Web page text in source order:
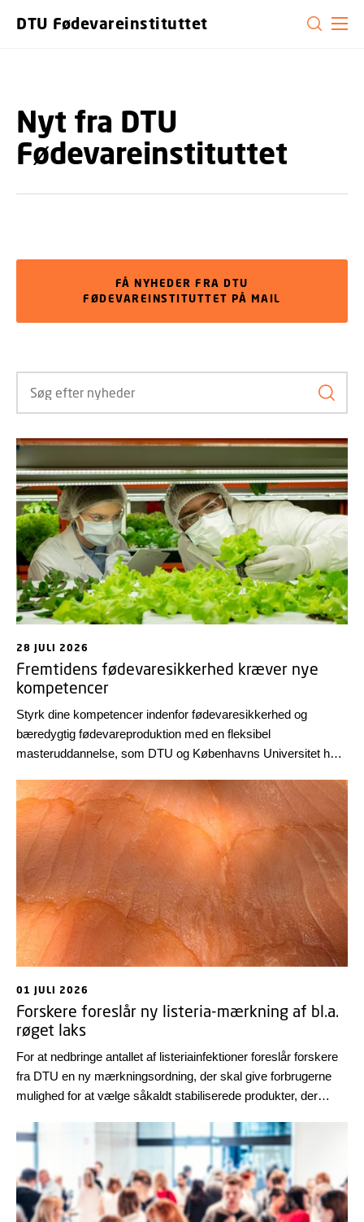
DTU Fødevareinstituttet
Nyt fra DTU
Fødevareinstituttet
FÅ NYHEDER FRA DTU
FØDEVAREINSTITUTTET PÅ MAIL
Søg
28 JULI 2026
Fremtidens fødevaresikkerhed kræver nye
kompetencer
Styrk dine kompetencer indenfor fødevaresikkerhed og
bæredygtig fødevareproduktion med en fleksibel
masteruddannelse, som DTU og Københavns Universitet har
01 JULI 2026
Forskere foreslår ny listeria-mærkning af bl.a.
røget laks
For at nedbringe antallet af listeriainfektioner foreslår forskere
fra DTU en ny mærkningsordning, der skal give forbrugerne
mulighed for at vælge såkaldt stabiliserede produkter, der